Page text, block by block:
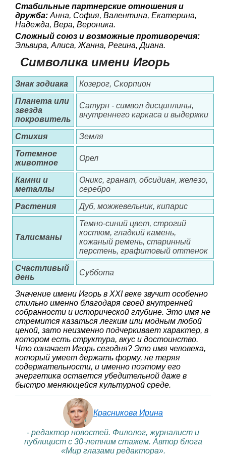
Стабильные партнерские отношения и
дружба: Анна, София, Валентина, Екатерина,
Надежда, Вера, Вероника.
Сложный союз и возможные противоречия:
Эльвира, Алиса, Жанна, Регина, Диана.
Символика имени Игорь
Знак зодиака
Козерог, Скорпион
Планета или
звезда
покровитель
Сатурн - символ дисциплины,
внутреннего каркаса и выдержки
Стихия
Земля
Тотемное
животное
Орел
Камни и
металлы
Оникс, гранат, обсидиан, железо,
серебро
Растения
Дуб, можжевельник, кипарис
Талисманы
Темно-синий цвет, строгий
костюм, гладкий камень,
кожаный ремень, старинный
перстень, графитовый оттенок
Счастливый
день
Суббота
Значение имени Игорь в XXI веке звучит особенно
стильно именно благодаря своей внутренней
собранности и исторической глубине. Это имя не
стремится казаться легким или модным любой
ценой, зато неизменно подчеркивает характер, в
котором есть структура, вкус и достоинство.
Что означает Игорь сегодня? Это имя человека,
который умеет держать форму, не теряя
содержательности, и именно поэтому его
энергетика остается убедительной даже в
быстро меняющейся культурной среде.
Красникова Ирина
- редактор новостей. Филолог, журналист и
публицист с 30-летним стажем. Автор блога
«Мир глазами редактора».